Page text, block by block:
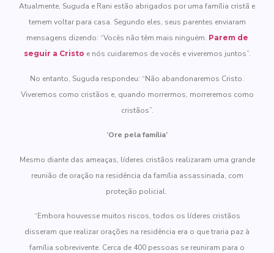
Atualmente, Suguda e Rani estão abrigados por uma família cristã e
temem voltar para casa. Segundo eles, seus parentes enviaram
mensagens dizendo: “Vocês não têm mais ninguém. Parem de
seguir a Cristo e nós cuidaremos de vocês e viveremos juntos”.
No entanto, Suguda respondeu: “Não abandonaremos Cristo.
Viveremos como cristãos e, quando morrermos, morreremos como
cristãos”.
‘Ore pela família’
Mesmo diante das ameaças, líderes cristãos realizaram uma grande
reunião de oração na residência da família assassinada, com
proteção policial.
“Embora houvesse muitos riscos, todos os líderes cristãos
disseram que realizar orações na residência era o que traria paz à
família sobrevivente. Cerca de 400 pessoas se reuniram para o